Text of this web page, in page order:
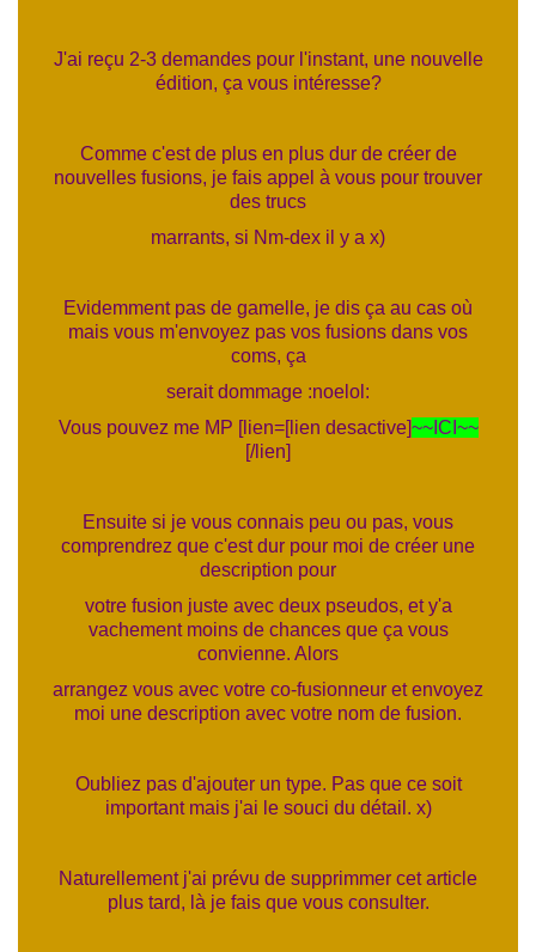
J'ai reçu 2-3 demandes pour l'instant, une nouvelle
édition, ça vous intéresse?
Comme c'est de plus en plus dur de créer de
nouvelles fusions, je fais appel à vous pour trouver
des trucs
marrants, si Nm-dex il y a x)
Evidemment pas de gamelle, je dis ça au cas où
mais vous m'envoyez pas vos fusions dans vos
coms, ça
serait dommage :noelol:
Vous pouvez me MP [lien=[lien desactive]~~ICI~~
[/lien]
Ensuite si je vous connais peu ou pas, vous
comprendrez que c'est dur pour moi de créer une
description pour
votre fusion juste avec deux pseudos, et y'a
vachement moins de chances que ça vous
convienne. Alors
arrangez vous avec votre co-fusionneur et envoyez
moi une description avec votre nom de fusion.
Oubliez pas d'ajouter un type. Pas que ce soit
important mais j'ai le souci du détail. x)
Naturellement j'ai prévu de supprimmer cet article
plus tard, là je fais que vous consulter.